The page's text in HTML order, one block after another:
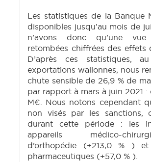
Les statistiques de la Banque
disponibles jusqu’au mois de
n’avons donc qu’une
retombées chiffrées des effets
D’après ces statistiques,
exportations wallonnes, nous
chute sensible de 26,9 % de
par rapport à mars à juin 2021 :
M€. Nous notons cependant
non visés par les sanctions,
durant cette période : les
appareils médico-
d’orthopédie (+213,0 % )
pharmaceutiques (+57,0 % ).